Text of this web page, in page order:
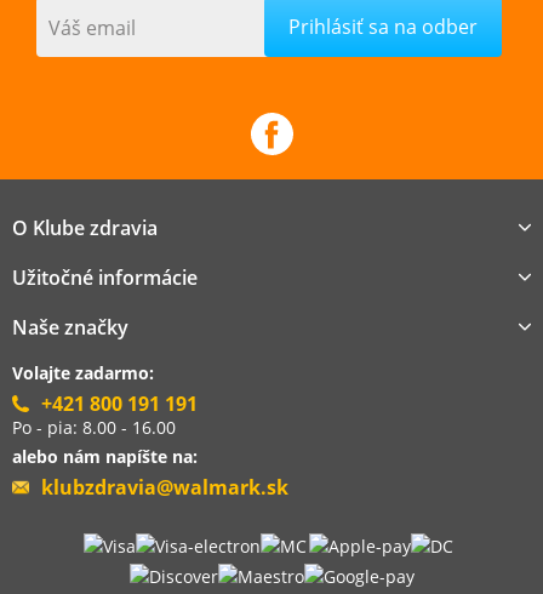
Váš email
O Klube zdravia
Užitočné informácie
Naše značky
Volajte zadarmo:
+421 800 191 191
Po - pia: 8.00 - 16.00
alebo nám napíšte na:
klubzdravia@walmark.sk